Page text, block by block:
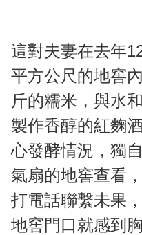
這對夫妻在去年
平方公尺的地窖
斤的糯米，與水
製作香醇的紅麴
心發酵情況，獨
氣扇的地窖查看
打電話聯繫未果
地窖門口就感到